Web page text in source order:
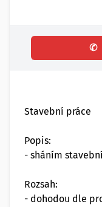
✆
Stavební práce
Popis:
- sháním
Rozsah:
- dohodou dle